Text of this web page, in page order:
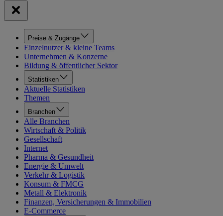
Preise & Zugänge
Einzelnutzer & kleine Teams
Unternehmen & Konzerne
Bildung & öffentlicher Sektor
Statistiken
Aktuelle Statistiken
Themen
Branchen
Alle Branchen
Wirtschaft & Politik
Gesellschaft
Internet
Pharma & Gesundheit
Energie & Umwelt
Verkehr & Logistik
Konsum & FMCG
Metall & Elektronik
Finanzen, Versicherungen & Immobilien
E-Commerce